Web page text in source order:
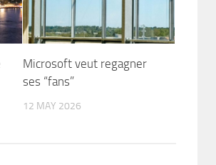
Microsoft veut regagner
ses “fans”
12 MAY 2026